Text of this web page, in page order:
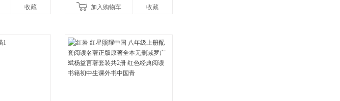
收藏
国青年出版社加入购物车 收藏